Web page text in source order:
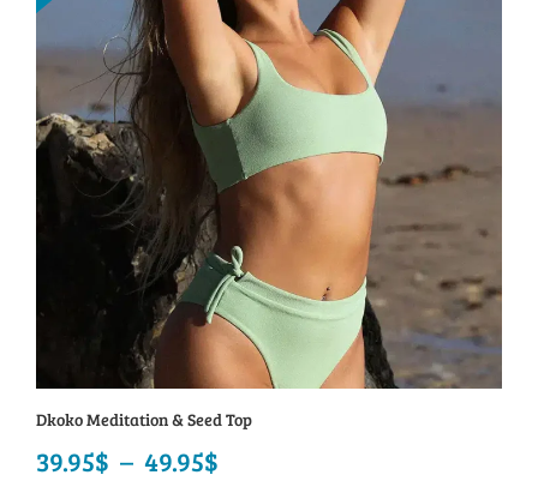
à
79.95$
Dkoko Meditation & Seed Top
39.95$ – 49.95$